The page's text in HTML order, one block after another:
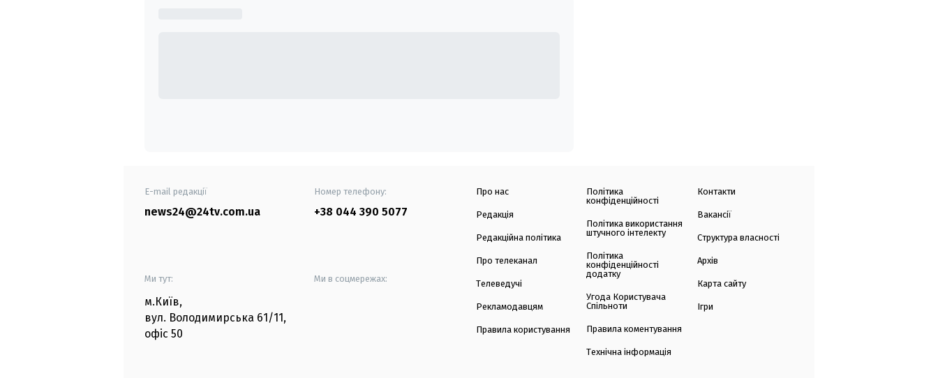
E-mail редакції
news24@24tv.com.ua
Номер телефону:
+38 044 390 5077
Ми тут:
м.Київ,
вул. Володимирська 61/11,
офіс 50
Ми в соцмережах:
Про нас
Редакція
Редакційна політика
Про телеканал
Телеведучі
Рекламодавцям
Правила користування
Політика
конфіденційності
Політика використання
штучного інтелекту
Політика
конфіденційності
додатку
Угода Користувача
Спільноти
Правила коментування
Технічна інформація
Контакти
Вакансії
Структура власності
Архів
Карта сайту
Ігри